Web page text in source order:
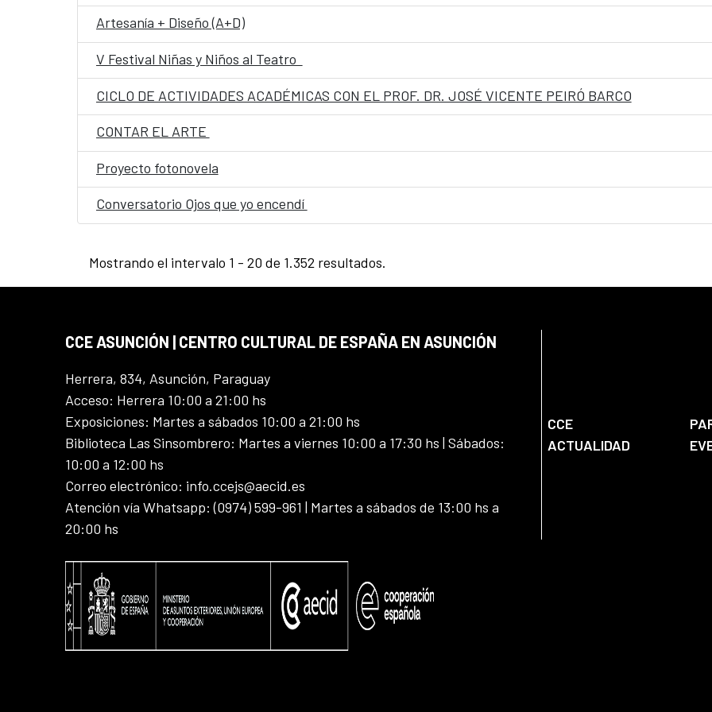
Artesanía + Diseño (A+D)
V Festival Niñas y Niños al Teatro
CICLO DE ACTIVIDADES ACADÉMICAS CON EL PROF. DR. JOSÉ VICENTE PEIRÓ BARCO
CONTAR EL ARTE
Proyecto fotonovela
Conversatorio Ojos que yo encendí
Mostrando el intervalo 1 - 20 de 1.352 resultados.
CCE ASUNCIÓN | CENTRO CULTURAL DE ESPAÑA EN ASUNCIÓN
Herrera, 834, Asunción, Paraguay
Acceso: Herrera 10:00 a 21:00 hs
Exposiciones: Martes a sábados 10:00 a 21:00 hs
Biblioteca Las Sinsombrero: Martes a viernes 10:00 a 17:30 hs | Sábados:
10:00 a 12:00 hs
Correo electrónico: info.ccejs@aecid.es
Atención vía Whatsapp: (0974) 599-961 | Martes a sábados de 13:00 hs a
20:00 hs
CCE
ACTUALIDAD